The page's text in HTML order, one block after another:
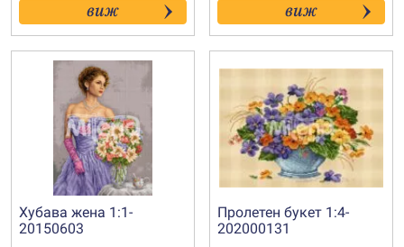
through
37.00€
виж through
55.00€
виж
Хубава жена 1:1-
20150603
Пролетен букет 1:4-
202000131